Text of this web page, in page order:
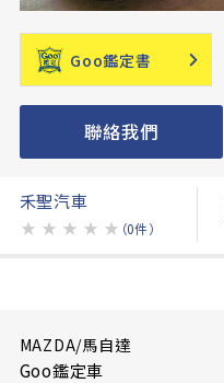
Goo鑑定書
聯絡我們
禾聖汽車
★ ★ ★ ★ ★ （0件）
MAZDA/馬自達
Goo鑑定車